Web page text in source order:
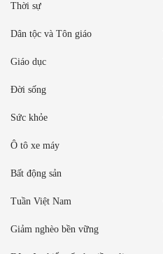
Thời sự
Dân tộc và Tôn giáo
Giáo dục
Đời sống
Sức khỏe
Ô tô xe máy
Bất động sản
Tuần Việt Nam
Giảm nghèo bền vững